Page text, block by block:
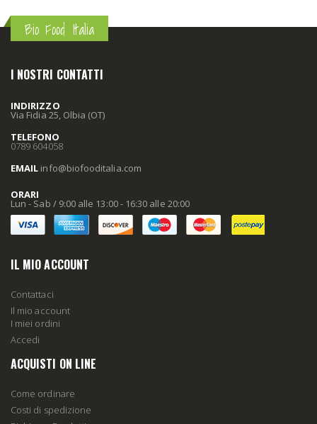
Bio Food Italia
I NOSTRI CONTATTI
INDIRIZZO
Via Fidia 25, Olbia (OT)
TELEFONO
0789 604058
EMAIL info@biofooditalia.com
ORARI
Lun - Sab / 9:00 alle 13:00 - 16:30 alle 20:00
IL MIO ACCOUNT
Contattaci
Il mio account
I miei ordini
Accedi
ACQUISTI ON LINE
Come ordinare
Costi di spedizione